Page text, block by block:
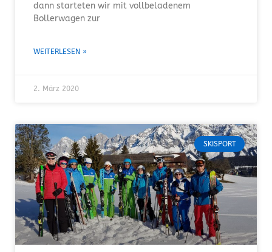
dann starteten wir mit vollbeladenem
Bollerwagen zur
WEITERLESEN »
2. März 2020
SKISPORT